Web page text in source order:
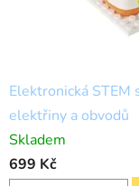
Elektronická STEM
elektřiny a obvodů
Skladem
699 Kč